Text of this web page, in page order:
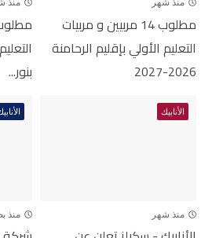
منذ شهر
مطلوب 14 مربيين و مربيات
التعليم الأولي بإقليم الرحامنة
2026-2027
منذ
بنور...
الأنابيك
منذ شهر منذ